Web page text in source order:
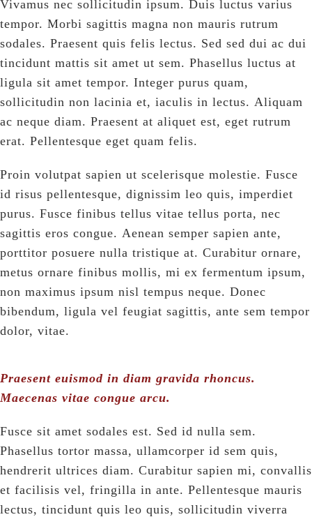
Vivamus nec sollicitudin ipsum. Duis luctus varius
tempor. Morbi sagittis magna non mauris rutrum
sodales. Praesent quis felis lectus. Sed sed dui ac dui
tincidunt mattis sit amet ut sem. Phasellus luctus at
ligula sit amet tempor. Integer purus quam,
sollicitudin non lacinia et, iaculis in lectus. Aliquam
ac neque diam. Praesent at aliquet est, eget rutrum
erat. Pellentesque eget quam felis.
Proin volutpat sapien ut scelerisque molestie. Fusce
id risus pellentesque, dignissim leo quis, imperdiet
purus. Fusce finibus tellus vitae tellus porta, nec
sagittis eros congue. Aenean semper sapien ante,
porttitor posuere nulla tristique at. Curabitur ornare,
metus ornare finibus mollis, mi ex fermentum ipsum,
non maximus ipsum nisl tempus neque. Donec
bibendum, ligula vel feugiat sagittis, ante sem tempor
dolor, vitae.
Praesent euismod in diam gravida rhoncus.
Maecenas vitae congue arcu.
Fusce sit amet sodales est. Sed id nulla sem.
Phasellus tortor massa, ullamcorper id sem quis,
hendrerit ultrices diam. Curabitur sapien mi, convallis
et facilisis vel, fringilla in ante. Pellentesque mauris
lectus, tincidunt quis leo quis, sollicitudin viverra